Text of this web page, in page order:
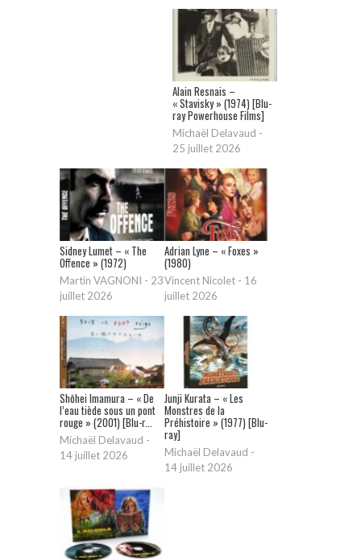
Alain Resnais –
« Stavisky » (1974) [Blu-
ray Powerhouse Films]
Michaël Delavaud -
25 juillet 2026
Sidney Lumet – « The
Offence » (1972)
Martin VAGNONI - 23
juillet 2026
Adrian Lyne – « Foxes »
(1980)
Vincent Nicolet - 16
juillet 2026
Shōhei Imamura – « De
l’eau tiède sous un pont
rouge » (2001) [Blu-r...
Michaël Delavaud -
14 juillet 2026
Junji Kurata – « Les
Monstres de la
Préhistoire » (1977) [Blu-
ray]
Michaël Delavaud -
14 juillet 2026